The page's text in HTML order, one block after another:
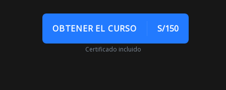
OBTENER EL CURSO S/150
Certificado incluido